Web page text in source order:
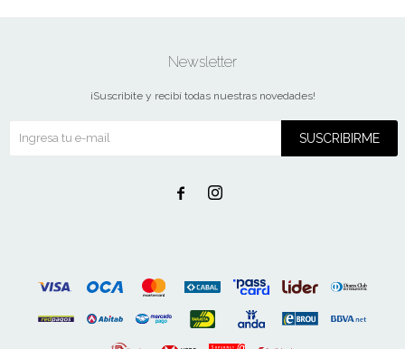
Newsletter
¡Suscribite y recibí todas nuestras novedades!
SUSCRIBIRME
 